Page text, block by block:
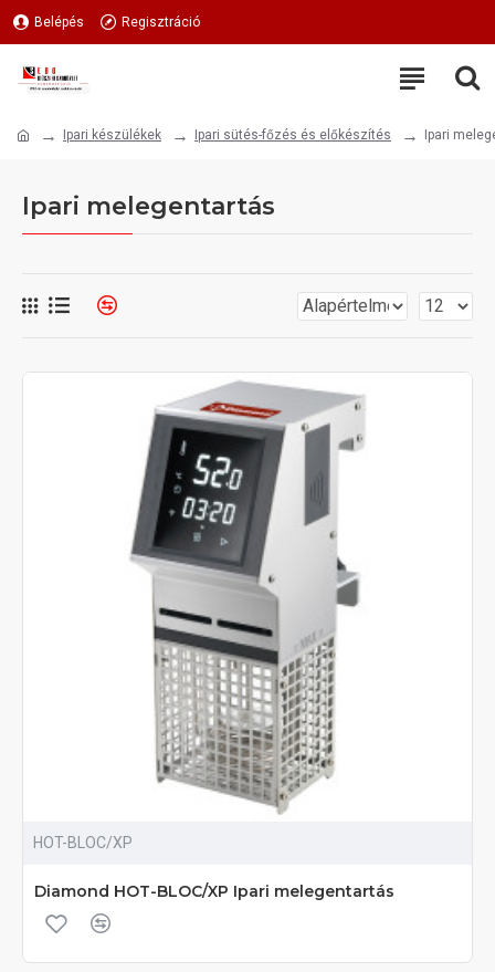
Belépés Regisztráció
Ipari készülékek Ipari sütés-főzés és előkészítés Ipari
Ipari melegentartás
HOT-BLOC/XP
Diamond HOT-BLOC/XP Ipari melegentartás